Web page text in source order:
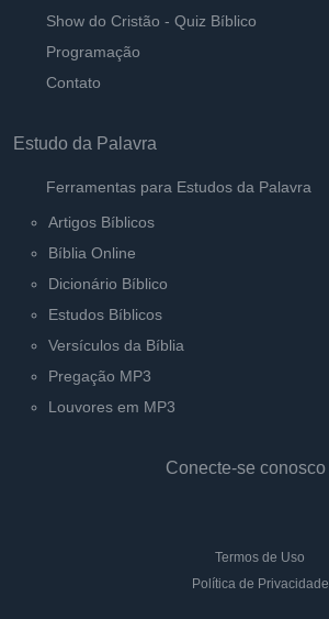
Show do Cristão - Quiz Bíblico
Programação
Contato
Estudo da Palavra
Ferramentas para Estudos da Palavra
Artigos Bíblicos
Bíblia Online
Dicionário Bíblico
Estudos Bíblicos
Versículos da Bíblia
Pregação MP3
Louvores em MP3
Conecte-se conosco
Termos de Uso
Política de Privacidade